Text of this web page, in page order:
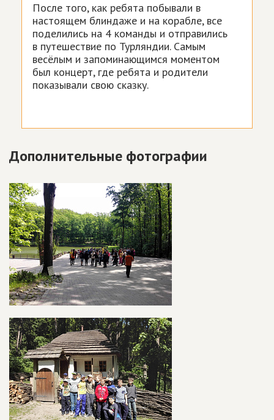
После того, как ребята побывали в
настоящем блиндаже и на корабле, все
поделились на 4 команды и отправились
в путешествие по Турляндии. Самым
весёлым и запоминающимся моментом
был концерт, где ребята и родители
показывали свою сказку.
Дополнительные фотографии